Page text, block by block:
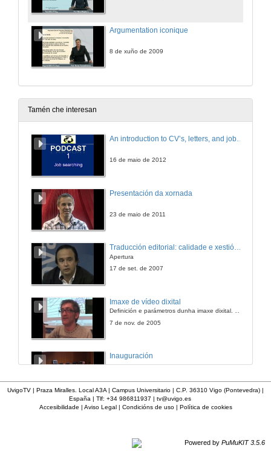
Argumentation iconique
8 de xuño de 2009
Tamén che interesan
An introduction to CV’s, letters, and job searching
16 de maio de 2012
Presentación da xornada
23 de maio de 2011
Traducción editorial: calidade e xestión de proxectos
Apertura
17 de set. de 2007
Imaxe de vídeo dixital
Definición e parámetros dunha imaxe dixital. Resolución e Aspecto. Profundidade da cor. Compresión. Frame por segundo. Entrelazado. Campos, cadros
7 de nov. de 2005
Inauguración
UvigoTV | Praza Miralles. Local A3A | Campus Universitario | C.P. 36310 Vigo (Pontevedra) |
España | Tlf: +34 986811937 | tv@uvigo.es
Accesibilidade | Aviso Legal| Condicións de uso| Política de cookies
Powered by PuMuKIT 3.5.6